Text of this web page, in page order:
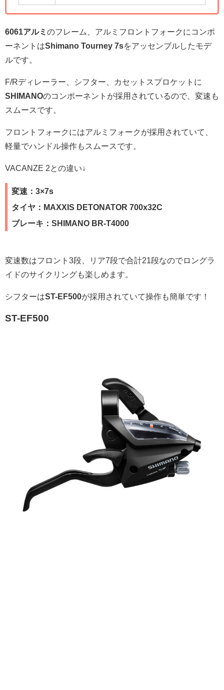
6061アルミ のフレーム、アルミフロントフォークにコンポ
ーネントはShimano Tourney 7sをアッセンブルしたモデ
ルです。
F/Rディレーラー、シフター、カセットスプロケットに
SHIMANOのコンポーネントが採用されているので、変速も
スムースです。
フロントフォークにはアルミフォークが採用されていて、
軽量でハンドル操作もスムースです。
VACANZE 2との違い↓
変速：3×7s
タイヤ：MAXXIS DETONATOR 700x32C
ブレーキ：SHIMANO BR-T4000
変速数はフロント3段、リア7段で合計21段なのでロングラ
イドのサイクリングも楽しめます。
シフターはST-EF500が採用されていて操作も簡単です！
ST-EF500